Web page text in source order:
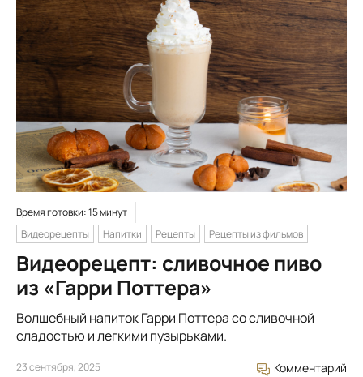
Время готовки: 15 минут
Видеорецепты
Напитки Рецепты Рецепты из фильмов
Видеорецепт: сливочное пиво
из «Гарри Поттера»
Волшебный напиток Гарри Поттера со сливочной
сладостью и легкими пузырьками.
23 сентября, 2025 Комментарий